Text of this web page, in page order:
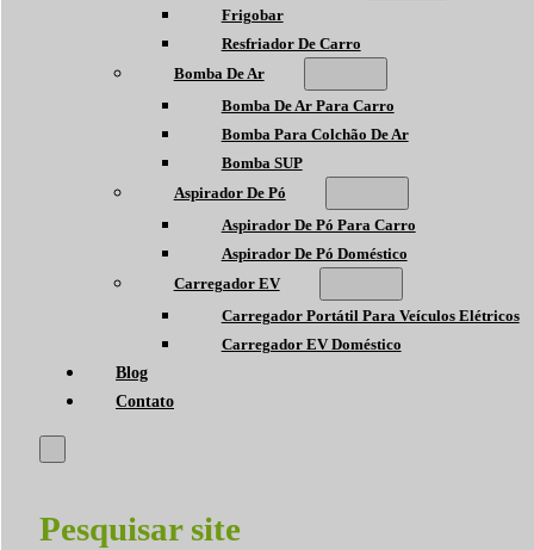
Frigobar
Resfriador De Carro
Bomba De Ar
Bomba De Ar Para Carro
Bomba Para Colchão De Ar
Bomba SUP
Aspirador De Pó
Aspirador De Pó Para Carro
Aspirador De Pó Doméstico
Carregador EV
Carregador Portátil Para Veículos Elétricos
Carregador EV Doméstico
Blog
Contato
Pesquisar site